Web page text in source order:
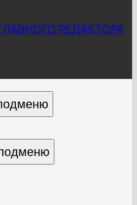
РЕДАКТОРА